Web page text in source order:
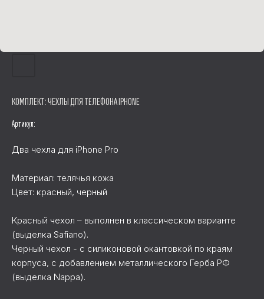
КОМПЛЕКТ: ЧЕХЛЫ ДЛЯ ТЕЛЕФОНА IPHONE
Артикул:
Два чехла для iPhone Pro
Материал: телячья кожа
Цвет: красный, черный
Красный чехол – выполнен в классическом варианте
(выделка Safiano).
Черный чехол - с силиконовой окантовкой по краям
корпуса, с добавлением металлического Герба РФ
(выделка Nappa).